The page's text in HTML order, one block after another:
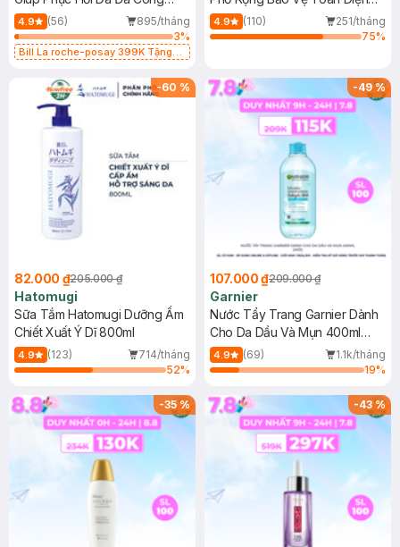
Dụng 40ml
4.9 (56)
895/tháng
3%
Bill La roche-posay 399K Tặng
(SL có hạn)
40ml
4.9 (110)
251/tháng
75%
-60 %
82.000 ₫205.000 ₫
Hatomugi
Sữa Tắm Hatomugi Dưỡng Ẩm
Chiết Xuất Ý Dĩ 800ml
4.9 (123)
714/tháng
52%
-49%
107.000 ₫209.000 ₫
Garnier
Nước Tẩy Trang Garnier Dành
Cho Da Dầu Và Mụn 400ml
(Mới)
4.9 (69)
1.1k/tháng
19%
-35% -43%